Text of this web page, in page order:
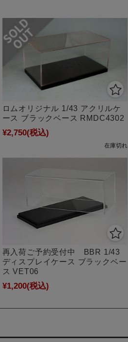
ロムオリジナル 1/43 アクリルケ
ース ブラックベース RMDC4302
¥2,750(税込)
在庫切れ
再入荷ご予約受付中 BBR 1/43
ディスプレイケース ブラックベー
ス VET06
¥1,200(税込)